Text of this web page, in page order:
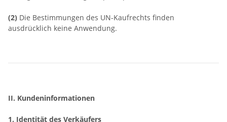
(2) Die Bestimmungen des UN-Kaufrechts finden
ausdrücklich keine Anwendung.
II. Kundeninformationen
1. Identität des Verkäufers